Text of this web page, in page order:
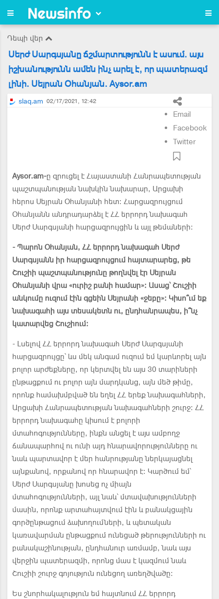
Դեպի վեր
Սերժ Սարգսյանը ճշմարտությունն է ասում. այս
իշխանությունն ամեն ինչ արել է, որ պատերազմ
լինի. Սեյրան Օհանյան. Aysor.am
slaq.am 02/17/2021, 12:42
Email
Facebook
Twitter
Aysor.am-ը զրուցել է Հայաստանի Հանրապետության
պաշտպանության նախկին նախարար, Արցախի
հերոս Սեյրան Օհանյանի հետ: Հարցազրույցում
Օհանյանն անդրադարձել է ՀՀ երրորդ նախագահ
Սերժ Սարգսյանի հարցազրույցին և այլ թեմաների:
- Պարոն Օհանյան, ՀՀ երրորդ նախագահ Սերժ
Սարգսյանն իր հարցազրույցում հայտարարեց, թե
Շուշիի պաշտպանությունը թողնվել էր Սեյրան
Օհանյանի վրա «ուրիշ բանի համար»։ Ասաց՝ Շուշիի
անկումը ուզում էին գցեին Սեյրանի «ջեբը»: Կիսո՞ւմ եք
նախագահի այս տեսակետն ու, ընդհանրապես, ի՞նչ
կատարվեց Շուշիում։
- Լսելով ՀՀ երրորդ նախագահ Սերժ Սարգսյանի
հարցազրույցը՝ ևս մեկ անգամ ուզում եմ կարևորել այն
բոլոր արժեքները, որ կերտվել են այս 30 տարիների
ընթացքում ու բոլոր այն մարդկանց, այն մեծ թիմը,
որոնք համախմբված են եղել ՀՀ երեք նախագահների,
Արցախի Հանրապետության նախագահների շուրջ։ ՀՀ
երրորդ նախագահը կիսում է բոլորի
մտահոգությունները, ինքն անցել է այս ամբողջ
ճանապարհով ու ունի այդ հնարավորությունները ու
նաև պարտավոր է մեր հանրությանը ներկայացնել
այնքանով, որքանով որ հնարավոր է։ Կարծում եմ՝
Սերժ Սարգսյանը խոսեց ոչ միայն
մտահոգությունների, այլ նաև՝ մտավախությունների
մասին, որոնք արտահայտվում էին և բանակցային
գործընթացում ձախողումների, և պետական
կառավարման ընթացքում ունեցած թերությունների ու
բանակաշինության, ընդհանուր առմամբ, նաև այս
վերջին պատերազմի, որոնց մաս է կազմում նաև
Շուշիի շուրջ գոյություն ունեցող առեղծվածը։
Ես շնորհակալություն եմ հայտնում ՀՀ երրորդ